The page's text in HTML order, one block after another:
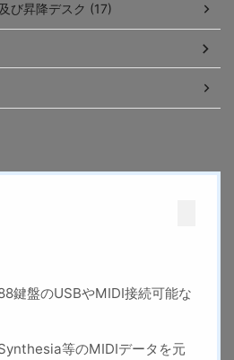
び昇降デスク (17)
鍵盤のUSBやMIDI接続可能な
等のMIDIデータを元